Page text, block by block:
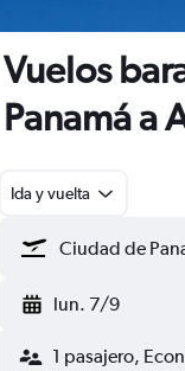
Vuelos
Panamá a
Ida y vuelta
lun. 7/9
1 pasajero,